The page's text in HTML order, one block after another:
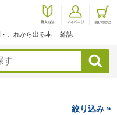
これから出る本 雑誌
検索
絞り込み »